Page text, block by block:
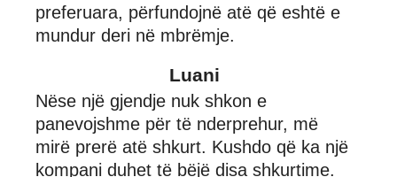
preferuara, përfundojnë atë që eshtë e
mundur deri në mbrëmje.
Luani
Nëse një gjendje nuk shkon e
panevojshme për të nderprehur, më
mirë prerë atë shkurt. Kushdo që ka një
kompani duhet të bëjë disa shkurtime.